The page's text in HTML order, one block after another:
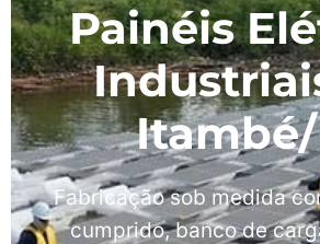
Painéis
Itambé/
Fabricação sob medida
cumprido, banco de